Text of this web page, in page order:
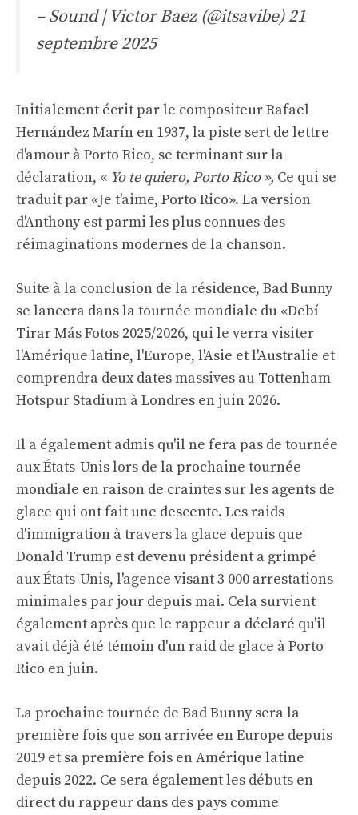
– Sound | Victor Baez (@itsavibe)21
septembre 2025
Initialement écrit par le compositeur Rafael
Hernández Marín en 1937, la piste sert de lettre
d'amour à Porto Rico, se terminant sur la
déclaration, « Yo te quiero, Porto Rico », Ce qui se
traduit par «Je t'aime, Porto Rico». La version
d'Anthony est parmi les plus connues des
réimaginations modernes de la chanson.
Suite à la conclusion de la résidence, Bad Bunny
se lancera dans la tournée mondiale du «Debí
Tirar Más Fotos 2025/2026, qui le verra visiter
l'Amérique latine, l'Europe, l'Asie et l'Australie et
comprendra deux dates massives au Tottenham
Hotspur Stadium à Londres en juin 2026.
Il a également admis qu'il ne fera pas de tournée
aux États-Unis lors de la prochaine tournée
mondiale en raison de craintes sur les agents de
glace qui ont fait une descente. Les raids
d'immigration à travers la glace depuis que
Donald Trump est devenu président a grimpé
aux États-Unis, l'agence visant 3 000 arrestations
minimales par jour depuis mai. Cela survient
également après que le rappeur a déclaré qu'il
avait déjà été témoin d'un raid de glace à Porto
Rico en juin.
La prochaine tournée de Bad Bunny sera la
première fois que son arrivée en Europe depuis
2019 et sa première fois en Amérique latine
depuis 2022. Ce sera également les débuts en
direct du rappeur dans des pays comme